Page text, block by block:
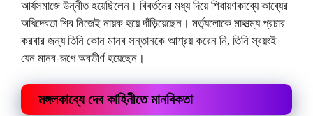
আর্যসমাজে উন্নীত হয়েছিলেন। বিবর্তনের মধ্য দিয়ে শিবায়ণকাব্যে কাব্যের
অধিদেবতা শিব নিজেই নায়ক হয়ে দাঁড়িয়েছেন। মর্ত্যলােকে মাহাত্ম্য প্রচার
করবার জন্য তিনি কোন মানব সন্তানকে আশ্রয় করেন নি, তিনি স্বয়ংই
যেন মানব-রূপে অবতীর্ণ হয়েছেন।
মঙ্গলকাব্যে দেব কাহিনীতে মানবিকতা